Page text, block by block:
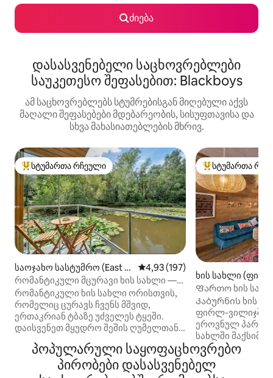
ძიება
დასასვენებელი საცხოვრებლები
საუკეთესო შეფასებით: Blackboys
ამ საცხოვრებლებს სტუმრებისგან მიღებული აქვს
მაღალი შეფასებები მდებარეობის, სისუფთავისა და
სხვა მახასიათებლების მხრივ.
სტუმართა რჩეული მოწინავე ვარიანტი
სტუმართა რჩეული
საოჯახო სასტუმრო (East H
oathly)
საშუალო შეფასებაა 5‑დან
4,93 (197)
რომანტიკული მცურავი ხის სახლი —
„The Water Snug“
რომანტიკული ხის სახლი ორისთვის,
რომელიც ცურავს ჩვენს მშვიდ,
ერთაკრიან ტბაზე უძველეს ტყეში.
დაისვენეთ მყუდრო შეშის ღუმელთან,
მოამზადეთ კერძები სრულად
აღჭურვილ სამზარეულოში და
გამოიღვიძეთ ტბის ჯადოსნური
ხედებით ყველა ოთახიდან.
სტუმართა
სტუმართა
ხის სახლი
Ფართო ხის
ულამაზეს
Კაბურნის ხის
ფირლ-ვილიჯში,
ეროვნულ
სახლში
იძინებს. Მას
ხიბლი, ხოლო
თანამედროვე
პოპულარული საყოფაცხოვრებო
პირობები დასასვენებელ